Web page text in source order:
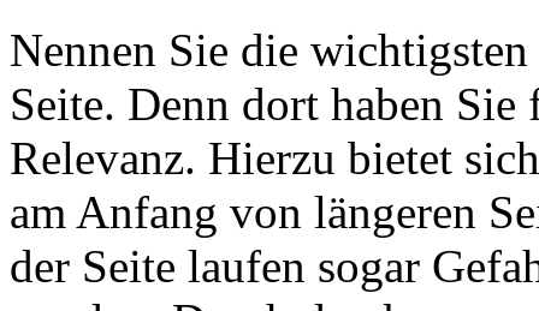
Nennen Sie die
Seite. Denn dort haben
Relevanz. Hierzu bietet
am Anfang von längeren
der Seite laufen sogar